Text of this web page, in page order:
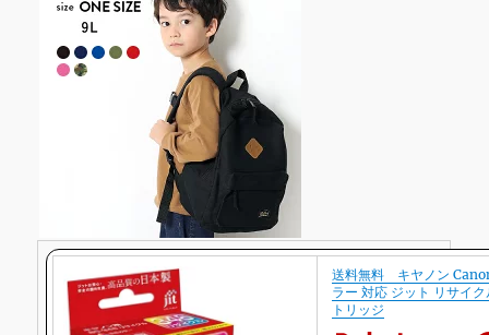
送料無料 キヤノン
ラー 対応 ジット リサイ
トリッジ